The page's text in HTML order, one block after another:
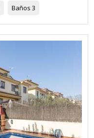
Baños 3